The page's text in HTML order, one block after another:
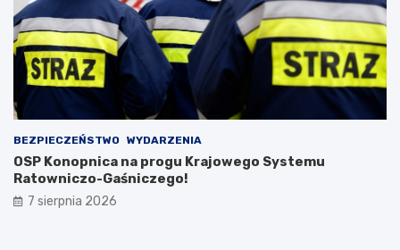
BEZPIECZEŃSTWO WYDARZENIA
OSP Konopnica na progu Krajowego Systemu
Ratowniczo-Gaśniczego!
7 sierpnia 2026